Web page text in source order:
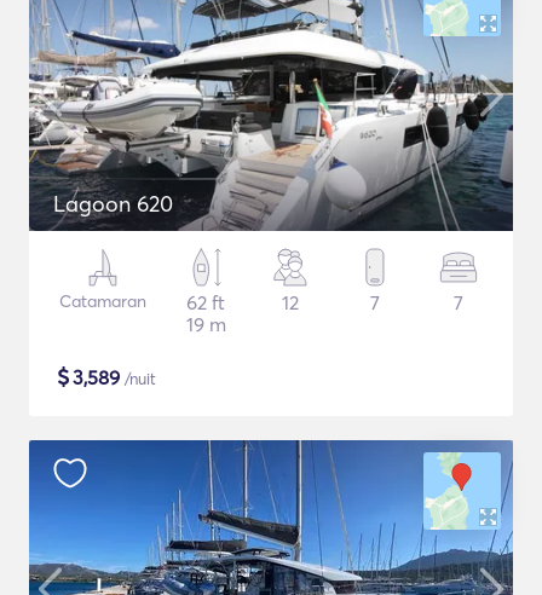
Lagoon 620
Catamaran
62 ft
19 m
12 7 7
$3,589 /nuit